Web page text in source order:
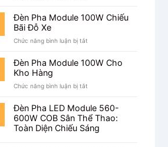
Pha
Module
Trường
Đèn Pha Module 100W Chiếu
Bãi Đỗ Xe
Chức năng bình luận bị tắt
Pha
Module
Đỗ
Xe
Đèn Pha Module 100W Cho
Kho Hàng
Chức năng bình luận bị tắt
Pha
Module
100W
Cho
Đèn Pha LED Module 560-
600W COB Sân Thể Thao:
Toàn Diện Chiếu Sáng